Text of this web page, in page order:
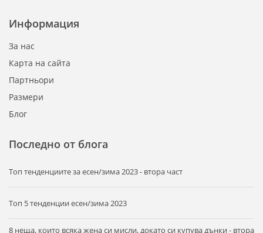
Информация
За нас
Карта на сайта
Партньори
Размери
Блог
Последно от блога
Tоп тенденциите за есен/зима 2023 - втора част
Топ 5 тенденции есен/зима 2023
8 неща, които всяка жена си мисли, докато си купува дънки - втора